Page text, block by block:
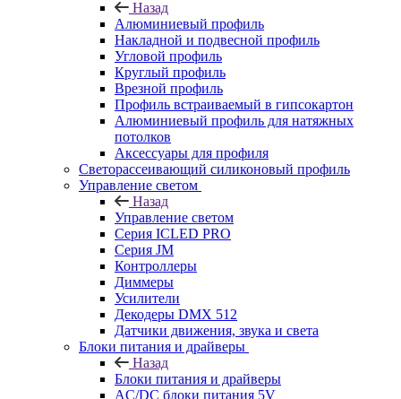
Назад
Алюминиевый профиль
Накладной и подвесной профиль
Угловой профиль
Круглый профиль
Врезной профиль
Профиль встраиваемый в гипсокартон
Алюминиевый профиль для натяжных
потолков
Аксессуары для профиля
Светорассеивающий силиконовый профиль
Управление светом
Назад
Управление светом
Серия ICLED PRO
Серия JM
Контроллеры
Диммеры
Усилители
Декодеры DMX 512
Датчики движения, звука и света
Блоки питания и драйверы
Назад
Блоки питания и драйверы
AC/DC блоки питания 5V